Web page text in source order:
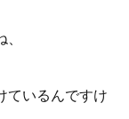
ているんですけ